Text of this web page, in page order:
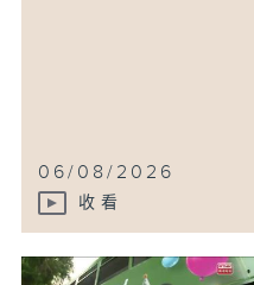
06/08/2026
收看